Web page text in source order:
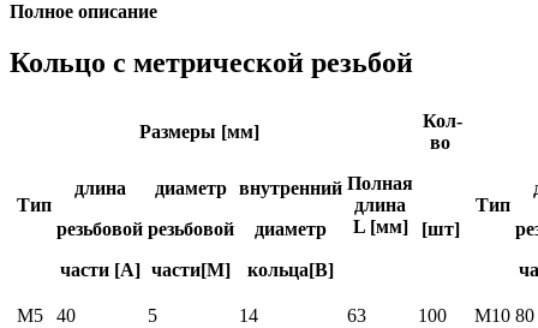
Полное описание
Кольцо с метрической резьбой
Тип
Размеры [мм]
Полная
длина
L [мм]
Кол-
во
длина
резьбовой
части [A]
диаметр
резьбовой
части[M]
внутренний
диаметр
кольца[B]
[шт]
М5 40 5 14 63
100
Тип
M10 80